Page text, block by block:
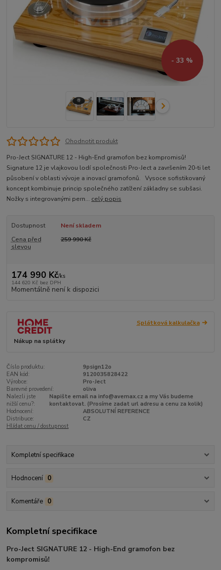
- 33 %
Ohodnotit produkt
Pro-Ject SIGNATURE 12 - High-End gramofon bez kompromisů!
Signature 12 je vlajkovou lodí společnosti Pro-Ject a završením 20-ti let
působení v oblasti vývoje a inovací gramofonů. Vysoce sofistikovaný
koncept kombinuje princip společného zatížení základny se subšasi.
Nožky s integrovanými pern... celý popis
Dostupnost
Není skladem
Cena před
slevou
259 990 Kč
174 990 Kč/ks
144 620 Kč bez DPH
Momentálně není k dispozici
Splátková kalkulačka
Nákup na splátky
Číslo produktu:
9psign12o
EAN kód:
9120035828422
Výrobce:
Pro-Ject
Barevné provedení:
oliva
Nalezli jste
nižší cenu?:
Napište email na info@avemax.cz a my Vás budeme
kontaktovat. (Prosíme zadat url adresu a cenu za kolik)
Hodnocení:
ABSOLUTNÍ REFERENCE
Distribuce:
CZ
Hlídat cenu / dostupnost
Kompletní specifikace
Hodnocení 0
Komentáře 0
Kompletní specifikace
Pro-Ject SIGNATURE 12 - High-End gramofon bez
kompromisů!